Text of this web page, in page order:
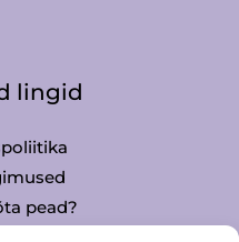
lingid
pead?